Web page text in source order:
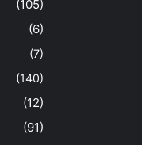
(105)
(6)
(7)
(140)
(12)
(91)